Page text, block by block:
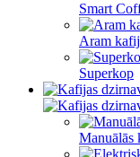
Smart
Aram
Superkop
Manuālās